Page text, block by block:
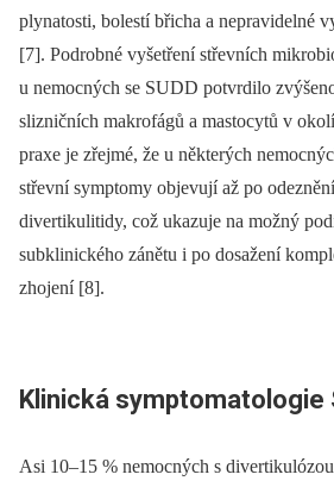
plynatosti, bolestí břicha a nepravidelné
[7]. Podrobné vyšetření střevních
u nemocných se SUDD potvrdilo
slizničních makrofágů a mastocytů v
praxe je zřejmé, že u některých
střevní symptomy objevují až po
divertikulitidy, což ukazuje na možný
subklinického zánětu i po dosažení
zhojení [8].
Klinická symptomatologie
Asi 10–15 % nemocných s